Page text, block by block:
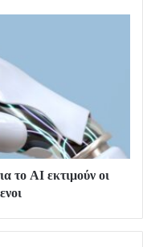
το ΑΙ εκτιμούν οι